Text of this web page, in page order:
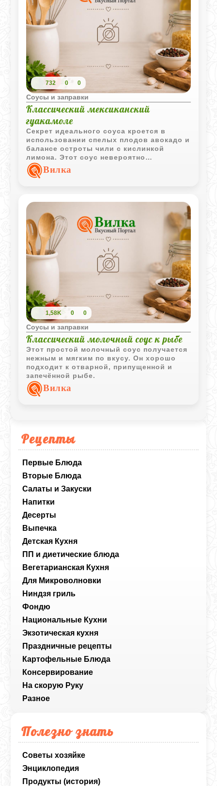
Рецепты
Первые Блюда
Вторые Блюда
Салаты и Закуски
Напитки
Десерты
Выпечка
Детская Кухня
ПП и диетические блюда
Вегетарианская Кухня
Для Микроволновки
Ниндзя гриль
Фондю
Национальные Кухни
Экзотическая кухня
Праздничные рецепты
Картофельные Блюда
Консервирование
На скорую Руку
Разное
Полезно знать
Советы хозяйке
Энциклопедия
Продукты (история)
732 0 0
Соусы и заправки
Классический мексиканский
гуакамоле
Секрет идеального соуса кроется в
использовании спелых плодов авокадо и
балансе остроты чили с кислинкой
лимона. Этот соус невероятно
универсален: он идеально дополняет
кукурузные чипсы начос, служит
утренних тостов. Минимум усилий на
кухне - и на вашем столе яркое блюдо с
настоящим латиноамериканским
характером.
Вилка
1,58K 0 0
Соусы и заправки
Классический молочный соус к рыбе
Этот простой молочный соус получается
нежным и мягким по вкусу. Он хорошо
подходит к отварной, припущенной и
запечённой рыбе.
Вилка